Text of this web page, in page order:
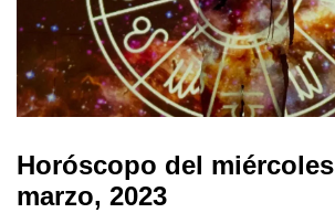
Horóscopo del
marzo, 2023